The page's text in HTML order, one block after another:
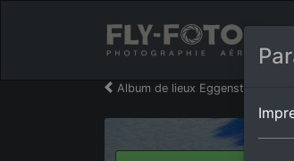
Album de lieux Eggenstein-